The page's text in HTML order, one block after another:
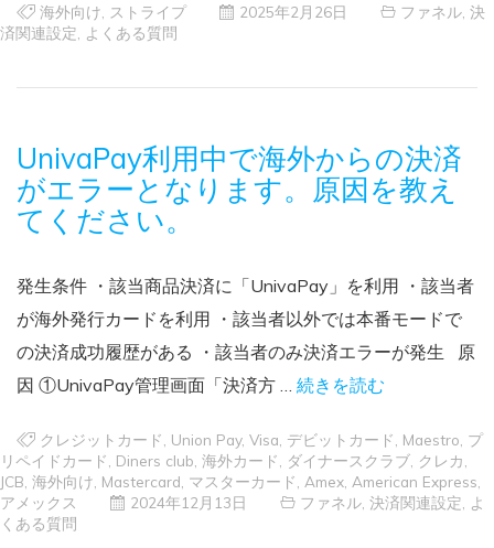
海外向け ストライプ 2025年2月26日 ファネル 決
済関連設定 よくある質問
UnivaPay利用中で海外からの決済
がエラーとなります。原因を教え
てください。
発生条件 ・該当商品決済に「UnivaPay」を利用 ・該当者
が海外発行カードを利用 ・該当者以外では本番モードで
の決済成功履歴がある ・該当者のみ決済エラーが発生 原
因 ①UnivaPay管理画面「決済方 … 続きを読む
クレジットカード Union Pay, Visa デビットカード Maestro プ
リペイドカード Diners club 海外カード ダイナースクラブ クレカ
JCB 海外向け Mastercard マスターカード Amex American Express
アメックス
2024年12月13日 ファネル 決済関連設定 よ
くある質問